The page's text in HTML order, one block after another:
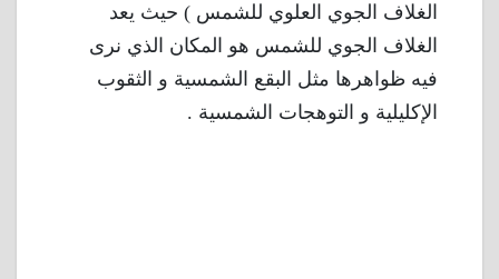
الغلاف الجوي العلوي للشمس ) حيث يعد
الغلاف الجوي للشمس هو المكان الذي نرى
فيه ظواهرها مثل البقع الشمسية و الثقوب
الإكليلية و التوهجات الشمسية .